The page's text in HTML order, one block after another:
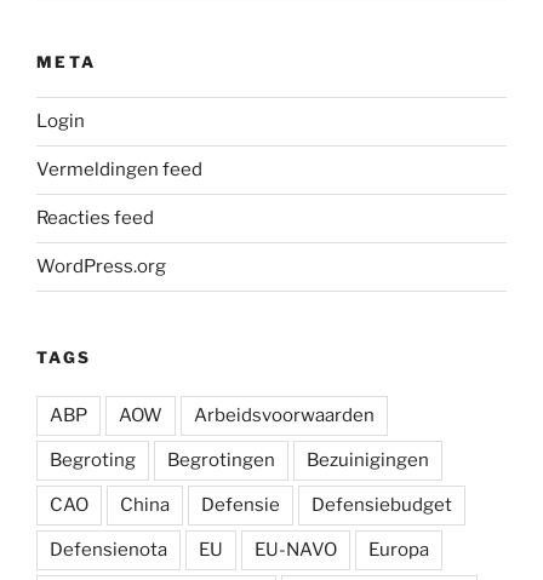
META
Login
Vermeldingen feed
Reacties feed
WordPress.org
TAGS
ABP AOW Arbeidsvoorwaarden
Begroting Begrotingen Bezuinigingen
CAO China Defensie Defensiebudget
Defensienota EU EU-NAVO Europa